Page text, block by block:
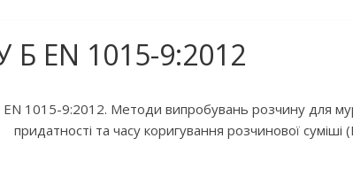
Б ЕN 1015-9:2012
1015-9:2012. Методи випробувань розчину для
придатності та часу коригування розчинової